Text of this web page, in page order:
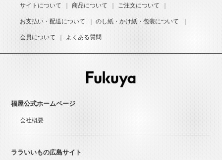
サイトについて 商品について ご注文について
お支払い・配送について のし紙・かけ紙・包装について
会員について よくある質問
福屋公式ホームページ
会社概要
ララいいもの広島サイト